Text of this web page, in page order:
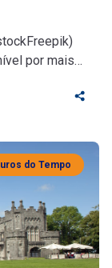
por mais
conhecem
do Tempo